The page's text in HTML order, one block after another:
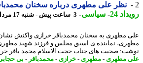
نظر علی مطهری درباره سخنان محمدباقر
24
-سیاسی-3 ساعت پیش - شنبه 17 مرداد 1405، 18:22
نماینده ی اسبق مجلس و فرزند شهید
صحبت های جناب حجت الاسلام محمد باقر خرازی
مطهری- مطهری- خرازی - محمدباقر-بی حجابی-